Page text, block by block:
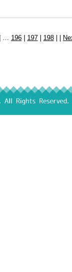
| … 196 197 198